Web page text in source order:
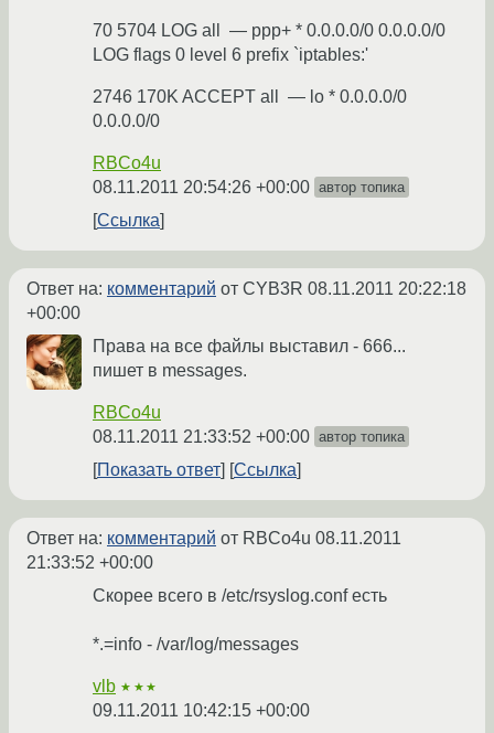
70 5704 LOG all — ppp+ * 0.0.0.0/0 0.0.0.0/0
LOG flags 0 level 6 prefix `iptables:'
2746 170K ACCEPT all — lo * 0.0.0.0/0
0.0.0.0/0
RBCo4u
08.11.2011 20:54:26 +00:00 автор топика
Ссылка
Ответ на: комментарий от CYB3R 08.11.2011 20:22:18
+00:00
Права на все файлы выставил - 666...
пишет в messages.
RBCo4u
08.11.2011 21:33:52 +00:00 автор топика
Показать ответ Ссылка
Ответ на: комментарий от RBCo4u 08.11.2011
21:33:52 +00:00
Скорее всего в /etc/rsyslog.conf есть
*.=info - /var/log/messages
vlb ★★★
09.11.2011 10:42:15 +00:00